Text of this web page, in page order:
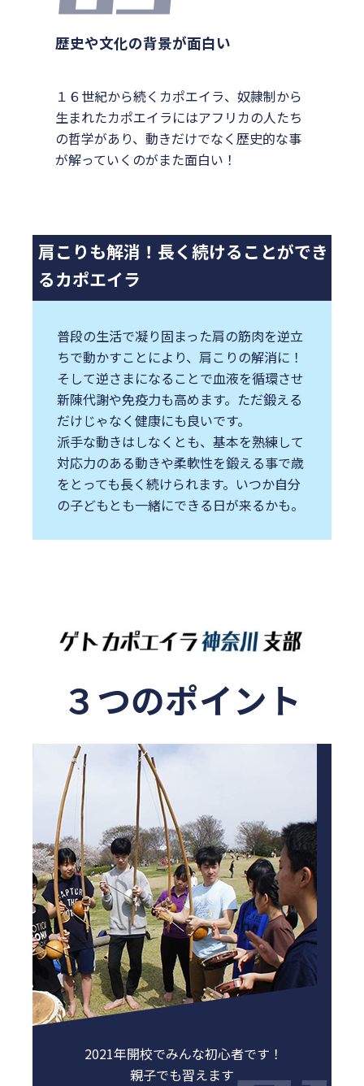
歴史や文化の背景が面白い
１６世紀から続くカポエイラ、奴隷制から
生まれたカポエイラにはアフリカの人たち
の哲学があり、動きだけでなく歴史的な事
が解っていくのがまた面白い！
肩こりも解消！長く続けることができ
るカポエイラ
普段の生活で凝り固まった肩の筋肉を逆立
ちで動かすことにより、肩こりの解消に！
そして逆さまになることで血液を循環させ
新陳代謝や免疫力も高めます。ただ鍛える
だけじゃなく健康にも良いです。
派手な動きはしなくとも、基本を熟練して
対応力のある動きや柔軟性を鍛える事で歳
をとっても長く続けられます。いつか自分
の子どもとも一緒にできる日が来るかも。
３つのポイント
2021年開校でみんな初心者です！
親子でも習えます